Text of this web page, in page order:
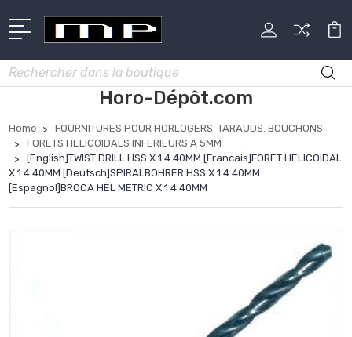
Rechercher
Horo-Dépôt.com
Home
FOURNITURES POUR HORLOGERS. TARAUDS. BOUCHONS.
FORETS HELICOIDALS INFERIEURS A 5MM
[English]TWIST DRILL HSS X 1 4.40MM [Francais]FORET HELICOIDAL
X 1 4.40MM [Deutsch]SPIRALBOHRER HSS X 1 4.40MM
[Espagnol]BROCA HEL METRIC X 1 4.40MM